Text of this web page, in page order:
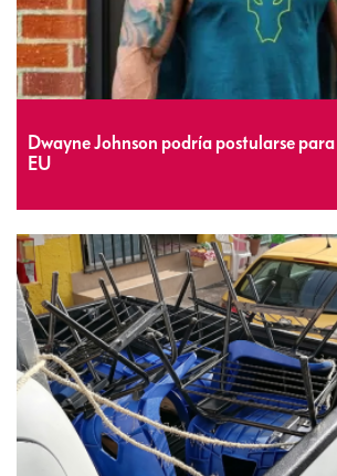
Dwayne Johnson podría postularse
EU